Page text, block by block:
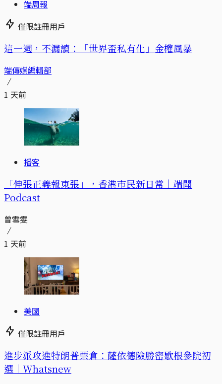
端周報
僅限註冊用戶
這一週，不漏讀：「世界盃私有化」金權風暴
端傳媒編輯部
1 天前
播客
「伸張正義報東張」，香港市民新日常｜端聞
Podcast
曾雪雯
1 天前
美國
僅限註冊用戶
進步派攻進特朗普票倉：薩依德險勝密歇根參院初
選｜Whatsnew